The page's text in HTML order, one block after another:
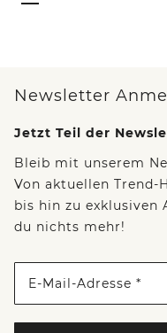
Newsletter
Jetzt Teil der
Bleib mit unserem
Von aktuellen
bis hin zu exklusiven
du nichts mehr!
E-Mail-Adresse *